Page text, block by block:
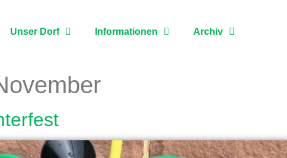
Unser Dorf Informationen Archiv